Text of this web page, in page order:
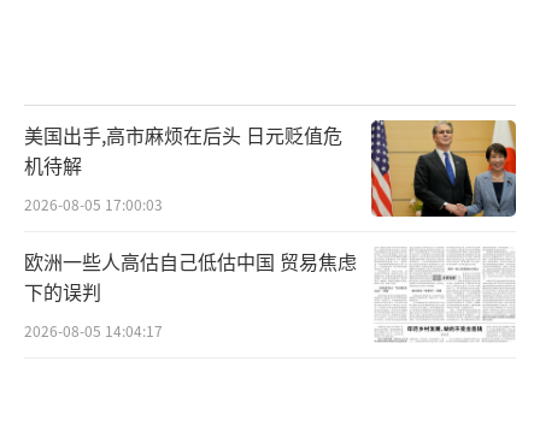
西方观察家认为，俄军利用这种“牛刀杀
鸡”的行为，意图警告西方，允许乌军使用远
程导弹打击俄本土目标“正在挑战俄罗斯的关
键利益”。美国有线电视新闻网引用美国退役
少将马克·麦卡利的分析称，俄罗斯在明确警
告，如果乌克兰不放弃使用ATACMS和“‘风暴
美国出手,高市麻烦在后头 日元贬值危
机待解
2026-08-05 17:00:03
欧洲一些人高估自己低估中国 贸易焦虑
下的误判
2026-08-05 14:04:17